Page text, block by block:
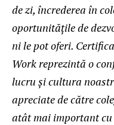
de zi, încrederea în
oportunitățile de
ni le pot oferi.
Work reprezintă o
lucru și cultura
apreciate de către
atât mai important